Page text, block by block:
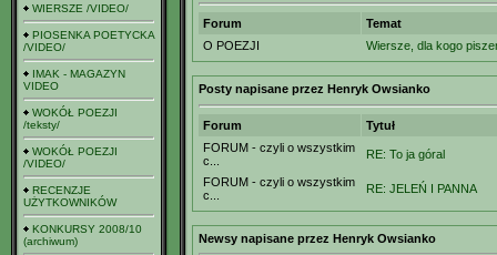
WIERSZE /VIDEO/
PIOSENKA POETYCKA
/VIDEO/
IMAK - MAGAZYN
VIDEO
WOKÓŁ POEZJI
/teksty/
WOKÓŁ POEZJI
/VIDEO/
RECENZJE
UŻYTKOWNIKÓW
KONKURSY 2008/10
(archiwum)
Forum
Temat
O POEZJI
Wiersze, dla kogo
Posty napisane przez Henryk Owsianko
Forum
Tytuł
FORUM - czyli o wszystkim
c...
RE: To ja góral
FORUM - czyli o wszystkim
c...
RE: JELEŃ I PANNA
Newsy napisane przez Henryk Owsianko